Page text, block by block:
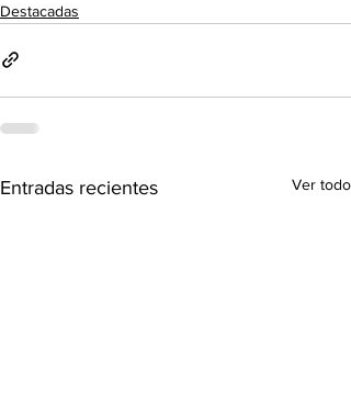
Destacadas
Entradas recientes Ver todo